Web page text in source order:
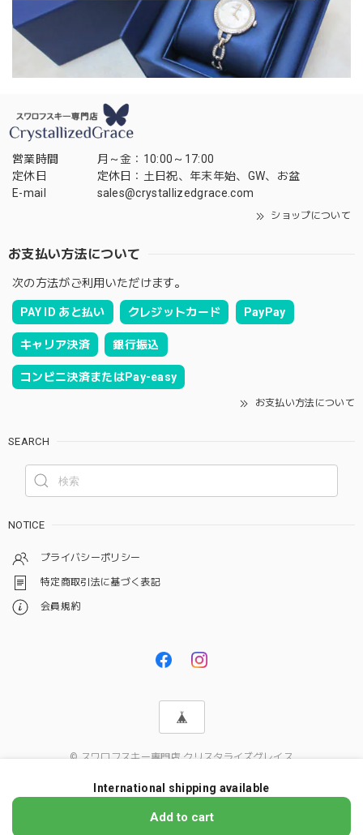
営業時間
月～金：10:00～17:00
定休日
定休日：土日祝、年末年始、GW、お盆
E-mail
sales@crystallizedgrace.com
ショップについて
お支払い方法について
次の方法がご利用いただけます。
PAY ID あと払い クレジットカード PayPay
キャリア決済 銀行振込
コンビニ決済またはPay-easy
お支払い方法について
SEARCH
NOTICE
プライバシーポリシー
特定商取引法に基づく表記
会員規約
© スワロフスキー専門店 クリスタライズグレイス
International shipping available
Add to cart
ショップに質問する